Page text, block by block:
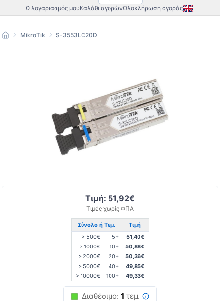
Ο λογαριασμός μουΚαλάθι αγορώνΟλοκλήρωση αγοράς
Τιμή: 51,92€
Τιμές χωρίς ΦΠΑ
Σύνολο ή Τεμ.
Τιμή
> 500€
5+
51,40€
> 1000€
10+
50,88€
> 2000€
20+
50,36€
> 5000€
40+
49,85€
> 10000€
100+ 49,33€
Διαθέσιμο: 1 τεμ.
MikroTik S-3553LC20D